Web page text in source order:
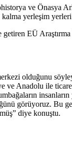
ve Önasya
yerleşim yerleri
EÜ
olduğunu
Anadolu ile
görüyoruz. Bu
diye konuştu.